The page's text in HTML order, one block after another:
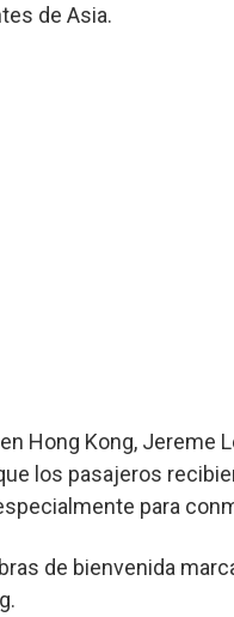
de Asia.
Hong Kong, Jereme
los pasajeros
para
de bienvenida